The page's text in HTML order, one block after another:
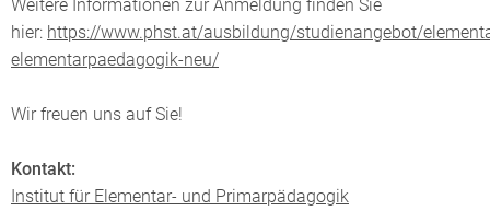
Weitere Informationen zur Anmeldung finden Sie
hier: https://www.phst.at/ausbildung/studienangebot/
elementarpaedagogik-neu/
Wir freuen uns auf Sie!
Kontakt:
Institut für Elementar- und Primarpädagogik